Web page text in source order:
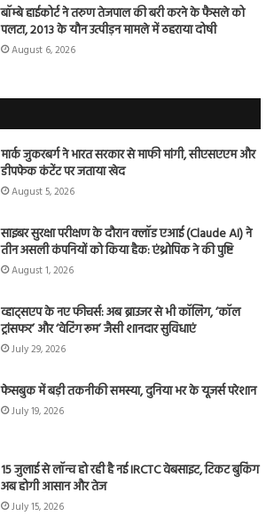
बॉम्बे हाईकोर्ट ने तरुण तेजपाल की बरी करने के फैसले को
पलटा, 2013 के यौन उत्पीड़न मामले में ठहराया दोषी
August 6, 2026
मार्क जुकरबर्ग ने भारत सरकार से माफी मांगी, सीएसएएम और
डीपफेक कंटेंट पर जताया खेद
August 5, 2026
साइबर सुरक्षा परीक्षण के दौरान क्लॉड एआई (Claude AI) ने
तीन असली कंपनियों को किया हैक: एंथ्रोपिक ने की पुष्टि
August 1, 2026
व्हाट्सएप के नए फीचर्स: अब ब्राउजर से भी कॉलिंग, ‘कॉल
ट्रांसफर’ और ‘वेटिंग रूम’ जैसी शानदार सुविधाएं
July 29, 2026
फेसबुक में बड़ी तकनीकी समस्या, दुनिया भर के यूजर्स परेशान
July 19, 2026
15 जुलाई से लॉन्च हो रही है नई IRCTC वेबसाइट, टिकट बुकिंग
अब होगी आसान और तेज
July 15, 2026